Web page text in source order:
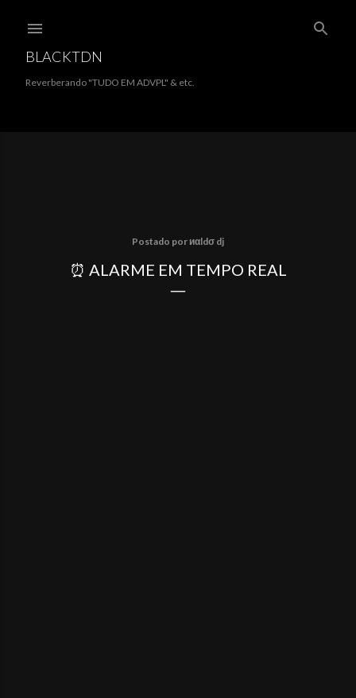
BLACKTDN
Reverberando "TUDO EM ADVPL" & etc.
Postado por иαldσ dj
⏰ ALARME EM TEMPO REAL